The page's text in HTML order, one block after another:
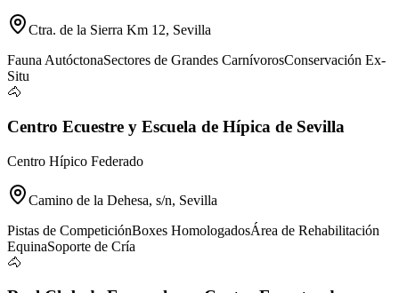
Ctra. de la Sierra Km 12, Sevilla
Fauna AutóctonaSectores de Grandes CarnívorosConservación Ex-
Situ
🐴
Centro Ecuestre y Escuela de Hípica de Sevilla
Centro Hípico Federado
Camino de la Dehesa, s/n, Sevilla
Pistas de CompeticiónBoxes HomologadosÁrea de Rehabilitación
EquinaSoporte de Cría
🐴